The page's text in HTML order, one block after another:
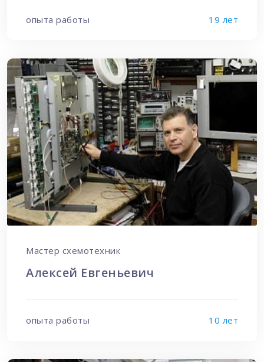
опыта работы 19 лет
Мастер схемотехник
Алексей Евгеньевич
опыта работы 10 лет